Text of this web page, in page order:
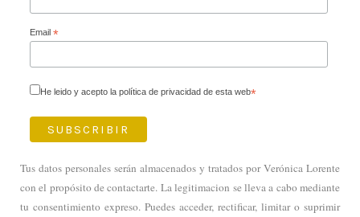
Email *
He leido y acepto la política de privacidad de esta web*
Tus datos personales serán almacenados y tratados por Verónica Lorente
con el propósito de contactarte. La legitimacion se lleva a cabo mediante
tu consentimiento expreso. Puedes acceder, rectificar, limitar o suprimir